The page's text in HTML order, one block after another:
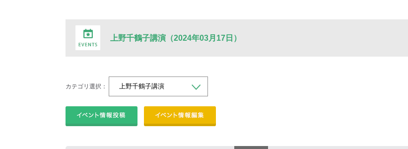
上野千鶴子講演（2024年03月17日）
カテゴリ選択：